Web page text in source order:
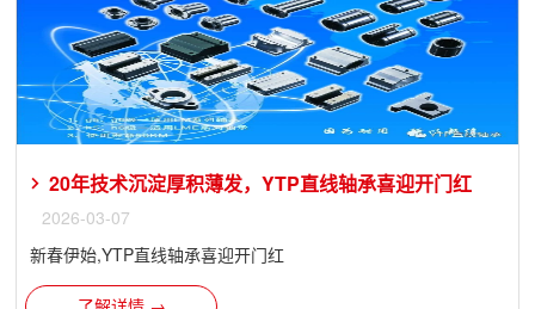
20年技术沉淀厚积薄发，YTP直线轴承喜迎开门红
2026-03-07
​新春伊始,YTP直线轴承喜迎开门红